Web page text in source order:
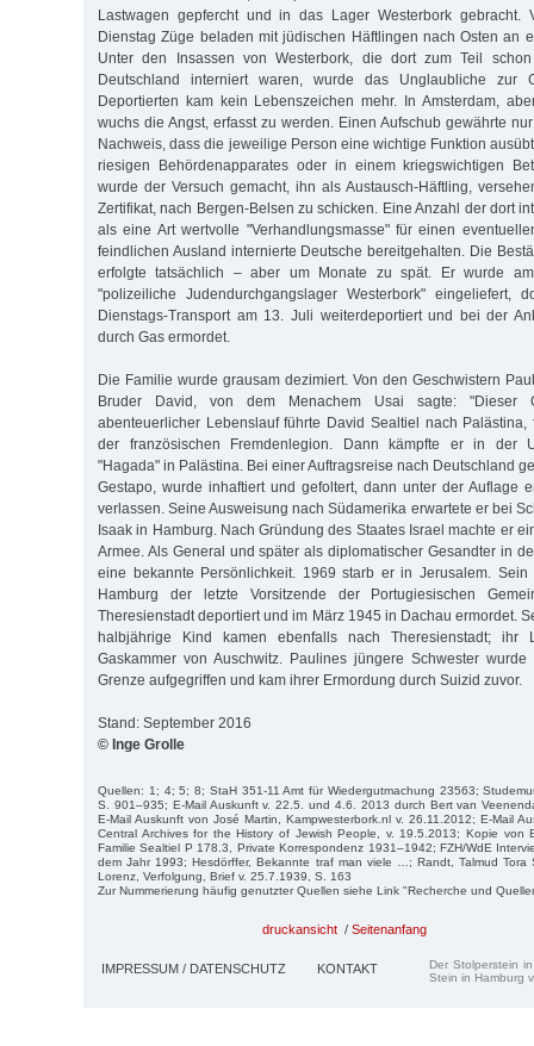
Lastwagen gepfercht und in das Lager Westerbork gebracht.
Dienstag Züge beladen mit jüdischen Häftlingen nach Osten an
Unter den Insassen von Westerbork, die dort zum Teil
Deutschland interniert waren, wurde das Unglaubliche zur
Deportierten kam kein Lebenszeichen mehr. In Amsterdam,
wuchs die Angst, erfasst zu werden. Einen Aufschub gewährte
Nachweis, dass die jeweilige Person eine wichtige Funktion
riesigen Behördenapparates oder in einem kriegswichtigen
wurde der Versuch gemacht, ihn als Austausch-Häftling,
Zertifikat, nach Bergen-Belsen zu schicken. Eine Anzahl der dort
als eine Art wertvolle "Verhandlungsmasse" für einen
feindlichen Ausland internierte Deutsche bereitgehalten. Die
erfolgte tatsächlich – aber um Monate zu spät. Er wurde
"polizeiliche Judendurchgangslager Westerbork" eingeliefert,
Dienstags-Transport am 13. Juli weiterdeportiert und bei der
durch Gas ermordet.
Die Familie wurde grausam dezimiert. Von den Geschwistern
Bruder David, von dem Menachem Usai sagte: "Dieser
abenteuerlicher Lebenslauf führte David Sealtiel nach
der französischen Fremdenlegion. Dann kämpfte er in der
"Hagada" in Palästina. Bei einer Auftragsreise nach Deutschland
Gestapo, wurde inhaftiert und gefoltert, dann unter der Auflage
verlassen. Seine Ausweisung nach Südamerika erwartete er bei
Isaak in Hamburg. Nach Gründung des Staates Israel machte er
Armee. Als General und später als diplomatischer Gesandter in
eine bekannte Persönlichkeit. 1969 starb er in Jerusalem.
Hamburg der letzte Vorsitzende der Portugiesischen
Theresienstadt deportiert und im März 1945 in Dachau ermordet.
halbjährige Kind kamen ebenfalls nach Theresienstadt;
Gaskammer von Auschwitz. Paulines jüngere Schwester
Grenze aufgegriffen und kam ihrer Ermordung durch Suizid zuvor.
Stand: September 2016
© Inge Grolle
Quellen: 1; 4; 5; 8; StaH 351-11 Amt für Wiedergutmachung 23563;
S. 901–935; E-Mail Auskunft v. 22.5. und 4.6. 2013 durch Bert van
E-Mail Auskunft von José Martin, Kampwesterbork.nl v. 26.11.2012; E-Mail
Central Archives for the History of Jewish People, v. 19.5.2013; Kopie von
Familie Sealtiel P 178.3, Private Korrespondenz 1931–1942; FZH/WdE
dem Jahr 1993; Hesdörffer, Bekannte traf man viele …; Randt, Talmud
Lorenz, Verfolgung, Brief v. 25.7.1939, S. 163
Zur Nummerierung häufig genutzter Quellen siehe Link "Recherche und
druckansicht / Seitenanfang
IMPRESSUM / DATENSCHUTZ KONTAKT
Der Stolperstein
Stein in Hamburg